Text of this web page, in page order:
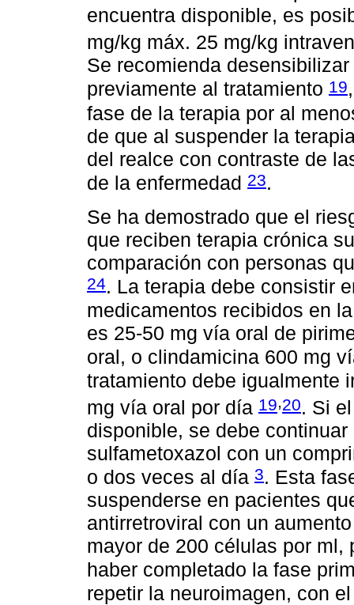
encuentra disponible, es
mg/kg máx. 25 mg/kg
Se recomienda
previamente al tratamiento 19
fase de la terapia por al
de que al suspender la
del realce con contraste de
de la enfermedad 23.
Se ha demostrado que el
que reciben terapia crónica
comparación con personas
24. La terapia debe consistir
medicamentos recibidos en
es 25-50 mg vía oral de
oral, o clindamicina 600 mg
tratamiento debe igualmente
mg vía oral por día 19,20. Si
disponible, se debe
sulfametoxazol con un
o dos veces al día 3. Esta
suspenderse en pacientes
antirretroviral con un
mayor de 200 células por
haber completado la fase
repetir la neuroimagen, con